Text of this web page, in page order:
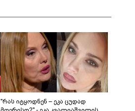
"რას იტყოდნენ – ეკა ცუდად